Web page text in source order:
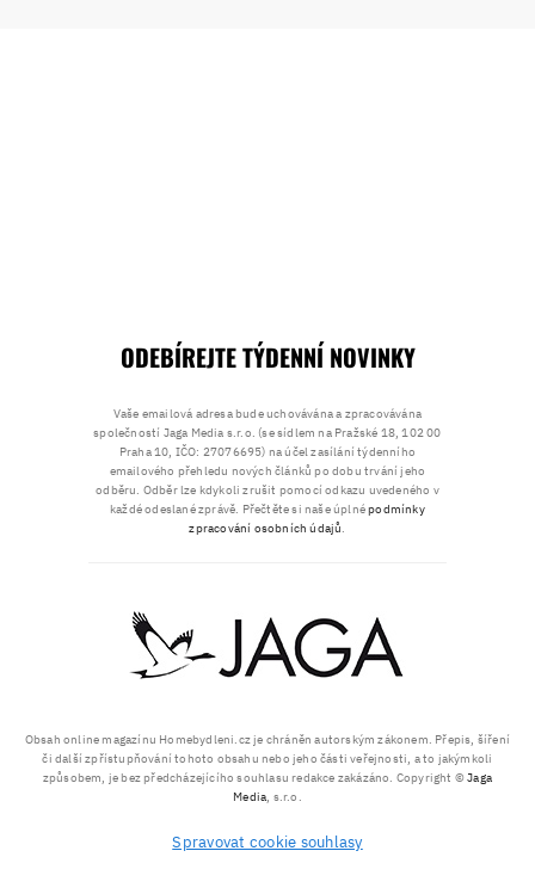
Obsah online magazínu Homebydleni.cz je chráněn autorským zákonem. Přepis, šíření
či další zpřístupňování tohoto obsahu nebo jeho části veřejnosti, a to jakýmkoli
způsobem, je bez předcházejícího souhlasu redakce zakázáno. Copyright ©Jaga
Media , s.r.o.
Spravovat cookie souhlasy
ODEBÍREJTE TÝDENNÍ NOVINKY
Vaše emailová adresa bude uchovávána a zpracovávána
společností Jaga Media s.r.o. (se sídlem na Pražské 18, 102 00
Praha 10, IČO: 27076695) na účel zasílání týdenního
emailového přehledu nových článků po dobu trvání jeho
odběru. Odběr lze kdykoli zrušit pomocí odkazu uvedeného v
každé odeslané zprávě. Přečtěte si naše úplnépodmínky
zpracování osobních údajů